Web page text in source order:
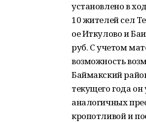
установлено в
10 жителей сел
ое Иткулово и
руб. С учетом
возможность
Баймакский
текущего года
аналогичных
кропотливой и